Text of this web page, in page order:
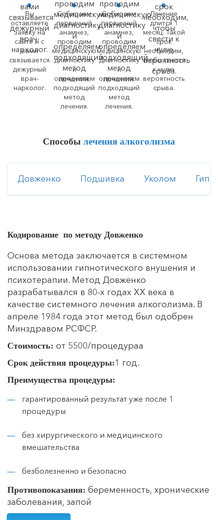
Вы
оставляете
заявку на
сайте и с
вами
связывается
дежурный
врач-
нарколог.
Собираем
первичный
анамнез,
проводим
медицинскую
диагностику
и
определяем
подходящий
метод
лечения.
Собираем
первичный
анамнез,
проводим
медицинскую
диагностику
и
определяем
подходящий
метод
лечения.
Лечение
длится 1
месяц. Такой
срок
необходим,
чтобы свести
к нулю
вероятность
срыва.
Способы лечения алкоголизма
Довженко Подшивка Уколом
Кодирование по методу Довженко
Основа метода заключается в системном
использовании гипнотического внушения и
психотерапии. Метод Довженко
разрабатывался в 80-х годах ХХ века в
качестве системного лечения алкоголизма. В
апреле 1984 года этот метод был одобрен
Минздравом РСФСР.
Стоимость: от 5500/процедураа
Срок действия процедуры:1 год.
Преимущества процедуры:
гарантированный результат уже после 1
процедуры
без хирургического и медицинского
вмешательства
безболезненно и безопасно
Противопоказания: беременность, хронические
заболевания, запой